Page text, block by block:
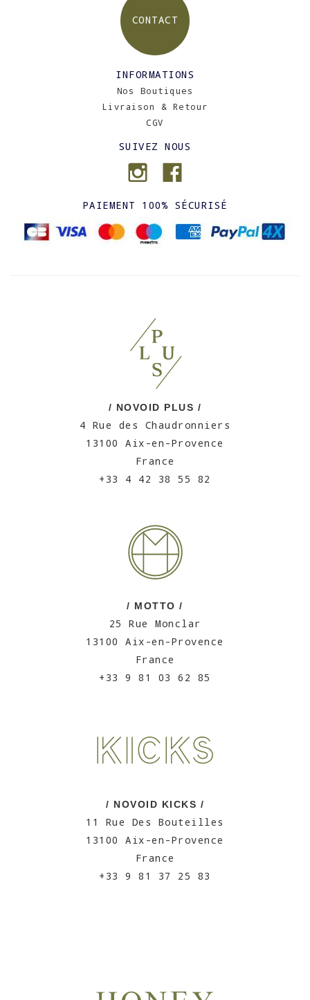
CONTACT
INFORMATIONS
Nos Boutiques
Livraison & Retour
CGV
SUIVEZ NOUS
PAIEMENT 100% SÉCURISÉ
/ NOVOID PLUS /
4 Rue des Chaudronniers
13100 Aix-en-Provence
France
+33 4 42 38 55 82
/ MOTTO /
25 Rue Monclar
13100 Aix-en-Provence
France
+33 9 81 03 62 85
/ NOVOID KICKS /
11 Rue Des Bouteilles
13100 Aix-en-Provence
France
+33 9 81 37 25 83